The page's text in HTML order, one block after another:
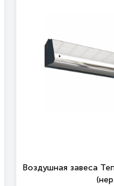
Воздушная завеса